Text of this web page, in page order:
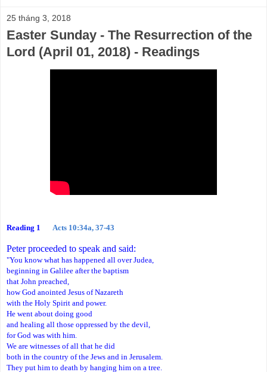
25 tháng 3, 2018
Easter Sunday - The Resurrection of the
Lord (April 01, 2018) - Readings
Reading 1 Acts 10:34a, 37-43
Peter proceeded to speak and said:
"You know what has happened all over Judea,
beginning in Galilee after the baptism
that John preached,
how God anointed Jesus of Nazareth
with the Holy Spirit and power.
He went about doing good
and healing all those oppressed by the devil,
for God was with him.
We are witnesses of all that he did
both in the country of the Jews and in Jerusalem.
They put him to death by hanging him on a tree.